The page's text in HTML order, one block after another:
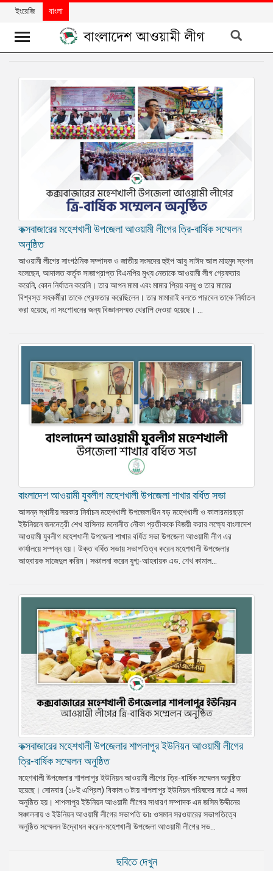
উন্নয়নের
বাংলাদেশ
নিউজলেটার
প্রেস
রিলিজ
গ্যালারি
জামায়াত
সহিংসতা
ইংরেজি বাংলা
কক্সবাজারের মহেশখালী উপজেলা আওয়ামী লীগের ত্রি-বার্ষিক সম্মেলন
অনুষ্ঠিত
আওয়ামী লীগের সাংগঠনিক সম্পাদক ও জাতীয় সংসদের হুইপ আবু সাঈদ আল মাহমুদ স্বপন
বলেছেন, আদালত কর্তৃক সাজাপ্রাপ্ত বিএনপির মুখ্য নেতাকে আওয়ামী লীগ গ্রেফতার
করেনি, কোন নির্যাতন করেনি। তার আপন মামা এবং মামার প্রিয় বন্ধু ও তার মায়ের
বিশ্বস্ত সহকর্মীরা তাকে গ্রেফতার করেছিলেন। তার মামারাই বলতে পারবেন তাকে নির্যাতন
করা হয়েছে, না সংশোধনের জন্য বিজ্ঞানসম্মত থেরাপি দেওয়া হয়েছে। ...
বাংলাদেশ আওয়ামী যুবলীগ মহেশখালী উপজেলা শাখার বর্ধিত সভা
আসন্ন স্থানীয় সরকার নির্বাচন মহেশখালী উপজেলাধীন বড় মহেশখালী ও কালারমারছড়া
ইউনিয়নে জননেত্রী শেখ হাসিনার মনোনীত নৌকা প্রতীককে বিজয়ী করার লক্ষ্যে বাংলাদেশ
আওয়ামী যুবলীগ মহেশখালী উপজেলা শাখার বর্ধিত সভা উপজেলা আওয়ামী লীগ এর
কার্যালয়ে সম্পন্ন হয়। উক্ত বর্ধিত সভায় সভাপতিত্ব করেন মহেশখালী উপজেলার
আহবায়ক সাজেদুল করিম। সঞ্চালনা করেন যুগ্ম-আহবায়ক এড. শেখ কামাল...
কক্সবাজারের মহেশখালী উপজেলার শাপলাপুর ইউনিয়ন আওয়ামী লীগের
ত্রি-বার্ষিক সম্মেলন অনুষ্ঠিত
মহেশখালী উপজেলার শাপলাপুর ইউনিয়ন আওয়ামী লীগের ত্রি-বার্ষিক সম্মেলন অনুষ্ঠিত
হয়েছে। সোমবার (১৮ই এপ্রিল) বিকাল ৩ টায় শাপলাপুর ইউনিয়ন পরিষদের মাঠে এ সভা
অনুষ্ঠিত হয়। শাপলাপুর ইউনিয়ন আওয়ামী লীগের সাধারণ সম্পাদক এম জসিম উদ্দীনের
সঞ্চালনায় ও ইউনিয়ন আওয়ামী লীগের সভাপতি ডাঃ ওসমান সরওয়ারের সভাপতিত্বে
অনুষ্ঠিত সম্মেলন উদ্বোধন করেন-মহেশখালী উপজেলা আওয়ামী লীগের সভ...
ছবিতে দেখুন